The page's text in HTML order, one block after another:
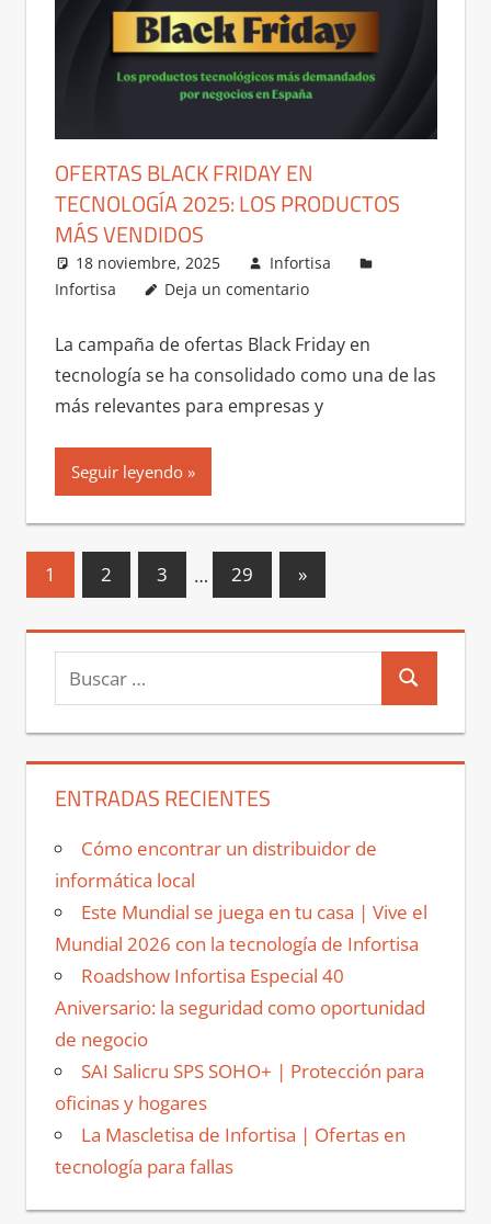
OFERTAS BLACK FRIDAY EN
TECNOLOGÍA 2025: LOS PRODUCTOS
MÁS VENDIDOS
18 noviembre, 2025
Infortisa
Infortisa
Deja un comentario
La campaña de ofertas Black Friday en
tecnología se ha consolidado como una de las
más relevantes para empresas y
Seguir leyendo
Paginación
entradas
1 2 3 … 29
Entradas
siguientes
»
Buscar
ENTRADAS RECIENTES
Cómo encontrar un distribuidor de
informática local
Este Mundial se juega en tu casa | Vive el
Mundial 2026 con la tecnología de Infortisa
Roadshow Infortisa Especial 40
Aniversario: la seguridad como oportunidad
de negocio
SAI Salicru SPS SOHO+ | Protección para
oficinas y hogares
La Mascletisa de Infortisa | Ofertas en
tecnología para fallas